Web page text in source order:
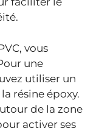
vous
une
utiliser un
résine époxy.
de la zone
activer ses